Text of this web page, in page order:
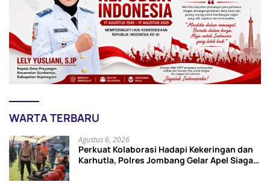
WARTA TERBARU
Agustus 6, 2026
Perkuat Kolaborasi Hadapi Kekeringan dan
Karhutla, Polres Jombang Gelar Apel Siaga